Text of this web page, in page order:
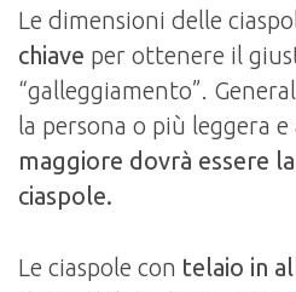
Le dimensioni delle
chiave per ottenere il
“galleggiamento”.
la persona o più leggera
maggiore dovrà essere
ciaspole.
Le ciaspole con telaio in